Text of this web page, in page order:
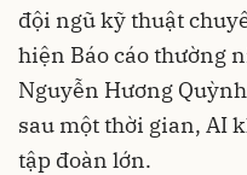
đội ngũ kỹ thuật
hiện Báo cáo thường
Nguyễn Hương
sau một thời gian, AI
tập đoàn lớn.